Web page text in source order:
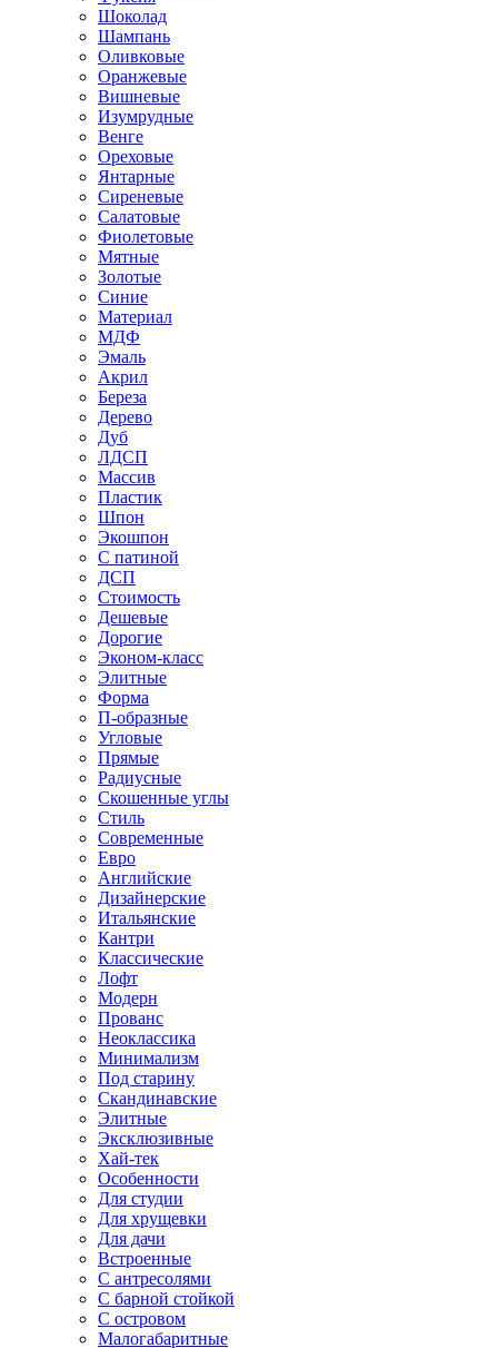
Шоколад
Шампань
Оливковые
Оранжевые
Вишневые
Изумрудные
Венге
Ореховые
Янтарные
Сиреневые
Салатовые
Фиолетовые
Мятные
Золотые
Синие
Материал
МДФ
Эмаль
Акрил
Береза
Дерево
Дуб
ЛДСП
Массив
Пластик
Шпон
Экошпон
С патиной
ДСП
Стоимость
Дешевые
Дорогие
Эконом-класс
Элитные
Форма
П-образные
Угловые
Прямые
Радиусные
Скошенные углы
Стиль
Современные
Евро
Английские
Дизайнерские
Итальянские
Кантри
Классические
Лофт
Модерн
Прованс
Неоклассика
Минимализм
Под старину
Скандинавские
Элитные
Эксклюзивные
Хай-тек
Особенности
Для студии
Для хрущевки
Для дачи
Встроенные
С антресолями
С барной стойкой
С островом
Малогабаритные